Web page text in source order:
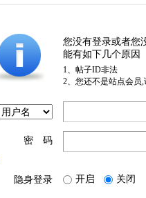
您没有登录或者您
能有如下几个原因
1、帖子ID非法
2、您还不是站点会员
密 码
隐身登录 开启 关闭